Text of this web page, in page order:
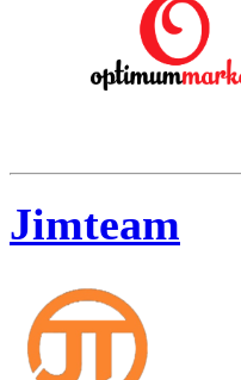
Jimteam